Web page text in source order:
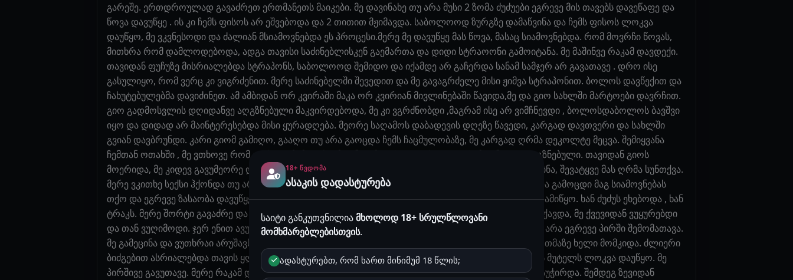
გარეშე. ერთდროულად გავაძრეთ ერთმანეთს მაიკები. მე დავინახე თუ არა მუსი 2 ზომა ძუძუები ეგრევე მის თავებს დავეწაფე და
წოვა დავუწყე . ის კი ჩემს ფისოს არ ეშვებოდა და 2 თითით მჟიმავდა. საბოლოოდ ზურგზე დამაწვინა და ჩემს ფისოს ლოკვა
დაუწყო, მე ვკვნესოდი და ძალიან მსიამოვნებდა ეს პროცესი.მერე მე დავუწყე მას წოვა, მასაც სიამოვნებდა. რომ მოვრჩი წოვას,
მითხრა რომ დამლოდებოდა, ადგა თავისი საძინებლისკენ გაემართა და დიდი სტრაოონი გამოიტანა. მე მაშინვე რაკამ დავდექი.
თავიდან ფუჩუზე მისრიალებდა სტრაპონს, საბოლოოდ შემიდო და იქამდე არ გაჩერდა სანამ სამჯერ არ გავათავე . დრო ისე
გასულიყო, რომ ვერც კი ვიგრძენით. მერე საძინებელში შევედით და მე გავაგრძელე მისი ჟიმვა სტრაპონით. ბოლოს დავწექით და
ჩახუტებულებმა დავიძინეთ. ამ ამბიდან ორ კვირაში მაკა ორ კვირიან მივლინებაში წავიდა,მე და გიო სახლში მარტოები დავრჩით.
გიო გადმოსვლის დღიდანვე აღგზნებული მაკვირდებოდა, მე კი ვგრძნობდი ,მაგრამ ისე არ ვიმჩნევდი , ბოლოსდაბოლოს ბავშვი
იყო და დიდად არ მაინტერესებდა მისი ყურადღება. მეორე საღამოს დაბადევის დღეზე წავედი, კარგად დავთვერი და სახლში
გვიან დავბრუნდი. კარი გიომ გამიღო, გააღო თუ არა გაოცდა ჩემს ჩაცმულობაზე, მე კარგად ღრმა დეკოლტე მეცვა. შემიყვანა
ჩემთან ოთახში , მე ვთხოვე რომ გაეხადა ჩემთვის, იმდენად მთვრალი არ ვიყავი რამდენადაც აღგზნებული. თავიდან გიოს
მოერიდა, მე კიდევ გავუმეორე და თანაც დავუყოლე : ნუ გერიდება თქო. გამხადა და საკმაოდ დაიბნა, შევატყვე მას ღრმა სუნთქვა.
მერე ვკითხე სექსი ჰქონდა თუ არა, თავიდან ჩუმად იყო, შემდეგ კი მითხრა არა. მე კი ვუთხარი ახლა გამოცდი მაგ სიამოვნებას
თქო და ეგრევე ზასაობა დავუწყე. გიო თავიდან გაჩერდა მაგრამ მერე ამყვა და სხეულზე ფერება დამიწყო. ხან ძუძუს ეხებოდა , ხან
ტრაკს. მერე შორტი გავაძრე და 19 სმ იანი მსხვილი ამოუვარდა შორტიდან. ის ძალიან ღრმად სუთქავდა, მე ქვევიდან ვუყურებდი
და თან ვუღიმოდი. ჯერ ენით ავულოკე თავი შემდეგ კი ჩავიდე პირში. სამჯერ ბიძგები დავარტყი თუ არა ეგრევე პირში შემომათავა.
მე გამეცინა და ვუთხრაი არუშავს პირველად ყველამ ესე იცის თქო. მერე თვითონაც გათამამდა და თმაზე ხელი მომკიდა. ძლიერი
ბიძგებით ასრიალებდა თავის ყლეზ ჩემს პირში . მერე მე ზურგზე დამაწვინა, ტრუსი გამხადა და ჩემს მუტელს ლოკვა დაუწყო. მე
პირშივე გავუთავე. მერე რაკამ დამაყენა და ძლიერი ბიძგებით მტყნავდა. მეორე ჯერზე გათავება გაუჭირდა. შემდეგ ზევიდან
18+ ᲬᲕᲓᲝᲛᲐ
ასაკის დადასტურება
საიტი განკუთვნილიამხოლოდ 18+ სრულწლოვანი
მომხმარებლებისთვის.
ადასტურებთ, რომ ხართ მინიმუმ 18 წლის;